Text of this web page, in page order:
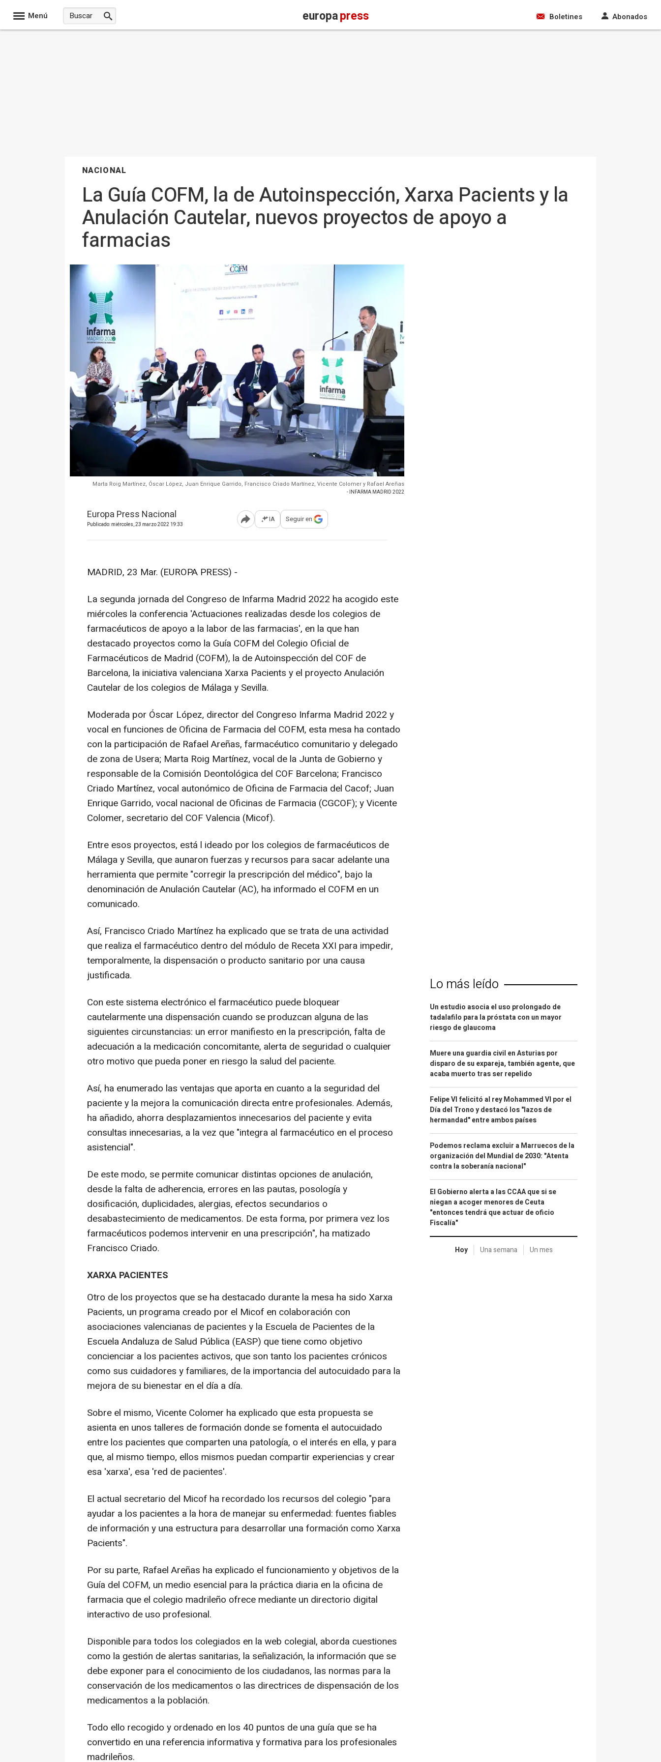
Menú europapress Boletines Abonados
NACIONAL
La Guía COFM, la de Autoinspección, Xarxa Pacients y la
Anulación Cautelar, nuevos proyectos de apoyo a
farmacias
Marta Roig Martínez, Óscar López, Juan Enrique Garrido, Francisco Criado Martínez, Vicente Colomer y Rafael Areñas
- INFARMA MADRID 2022
Europa Press Nacional
Publicado: miércoles, 23 marzo 2022 19:33 Abrir opciones para compartir
IA Seguir en
MADRID, 23 Mar. (EUROPA PRESS) -
La segunda jornada del Congreso de Infarma Madrid 2022 ha acogido este
miércoles la conferencia 'Actuaciones realizadas desde los colegios de
farmacéuticos de apoyo a la labor de las farmacias', en la que han
destacado proyectos como la Guía COFM del Colegio Oficial de
Farmacéuticos de Madrid (COFM), la de Autoinspección del COF de
Barcelona, la iniciativa valenciana Xarxa Pacients y el proyecto Anulación
Cautelar de los colegios de Málaga y Sevilla.
Moderada por Óscar López, director del Congreso Infarma Madrid 2022 y
vocal en funciones de Oficina de Farmacia del COFM, esta mesa ha contado
con la participación de Rafael Areñas, farmacéutico comunitario y delegado
de zona de Usera; Marta Roig Martínez, vocal de la Junta de Gobierno y
responsable de la Comisión Deontológica del COF Barcelona; Francisco
Criado Martínez, vocal autonómico de Oficina de Farmacia del Cacof; Juan
Enrique Garrido, vocal nacional de Oficinas de Farmacia (CGCOF); y Vicente
Colomer, secretario del COF Valencia (Micof).
Entre esos proyectos, está l ideado por los colegios de farmacéuticos de
Málaga y Sevilla, que aunaron fuerzas y recursos para sacar adelante una
herramienta que permite "corregir la prescripción del médico", bajo la
denominación de Anulación Cautelar (AC), ha informado el COFM en un
comunicado.
Así, Francisco Criado Martínez ha explicado que se trata de una actividad
que realiza el farmacéutico dentro del módulo de Receta XXI para impedir,
temporalmente, la dispensación o producto sanitario por una causa
justificada.
Con este sistema electrónico el farmacéutico puede bloquear
cautelarmente una dispensación cuando se produzcan alguna de las
siguientes circunstancias: un error manifiesto en la prescripción, falta de
adecuación a la medicación concomitante, alerta de seguridad o cualquier
otro motivo que pueda poner en riesgo la salud del paciente.
Así, ha enumerado las ventajas que aporta en cuanto a la seguridad del
paciente y la mejora la comunicación directa entre profesionales. Además,
ha añadido, ahorra desplazamientos innecesarios del paciente y evita
consultas innecesarias, a la vez que "integra al farmacéutico en el proceso
asistencial".
De este modo, se permite comunicar distintas opciones de anulación,
desde la falta de adherencia, errores en las pautas, posología y
dosificación, duplicidades, alergias, efectos secundarios o
desabastecimiento de medicamentos. De esta forma, por primera vez los
farmacéuticos podemos intervenir en una prescripción", ha matizado
Francisco Criado.
XARXA PACIENTES
Otro de los proyectos que se ha destacado durante la mesa ha sido Xarxa
Pacients, un programa creado por el Micof en colaboración con
asociaciones valencianas de pacientes y la Escuela de Pacientes de la
Escuela Andaluza de Salud Pública (EASP) que tiene como objetivo
concienciar a los pacientes activos, que son tanto los pacientes crónicos
como sus cuidadores y familiares, de la importancia del autocuidado para la
mejora de su bienestar en el día a día.
Sobre el mismo, Vicente Colomer ha explicado que esta propuesta se
asienta en unos talleres de formación donde se fomenta el autocuidado
entre los pacientes que comparten una patología, o el interés en ella, y para
que, al mismo tiempo, ellos mismos puedan compartir experiencias y crear
esa 'xarxa', esa 'red de pacientes'.
El actual secretario del Micof ha recordado los recursos del colegio "para
ayudar a los pacientes a la hora de manejar su enfermedad: fuentes fiables
de información y una estructura para desarrollar una formación como Xarxa
Pacients".
Por su parte, Rafael Areñas ha explicado el funcionamiento y objetivos de la
Guía del COFM, un medio esencial para la práctica diaria en la oficina de
farmacia que el colegio madrileño ofrece mediante un directorio digital
interactivo de uso profesional.
Disponible para todos los colegiados en la web colegial, aborda cuestiones
como la gestión de alertas sanitarias, la señalización, la información que se
debe exponer para el conocimiento de los ciudadanos, las normas para la
conservación de los medicamentos o las directrices de dispensación de los
medicamentos a la población.
Todo ello recogido y ordenado en los 40 puntos de una guía que se ha
convertido en una referencia informativa y formativa para los profesionales
madrileños.
Lo más leído
Un estudio asocia el uso prolongado de
tadalafilo para la próstata con un mayor
riesgo de glaucoma
Muere una guardia civil en Asturias por
disparo de su expareja, también agente, que
acaba muerto tras ser repelido
Felipe VI felicitó al rey Mohammed VI por el
Día del Trono y destacó los "lazos de
hermandad" entre ambos países
Podemos reclama excluir a Marruecos de la
organización del Mundial de 2030: "Atenta
contra la soberanía nacional"
El Gobierno alerta a las CCAA que si se
niegan a acoger menores de Ceuta
"entonces tendrá que actuar de oficio
Fiscalía"
Hoy Una semana Un mes